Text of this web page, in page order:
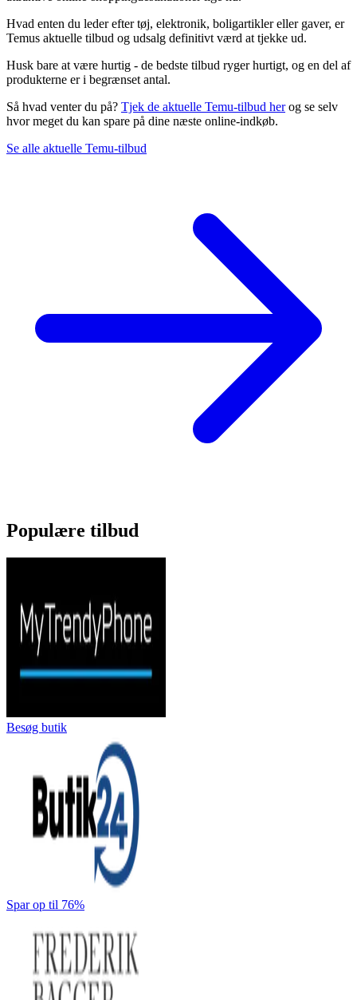
Hvad enten du leder efter tøj, elektronik, boligartikler eller gaver, er
Temus aktuelle tilbud og udsalg definitivt værd at tjekke ud.
Husk bare at være hurtig - de bedste tilbud ryger hurtigt, og en del af
produkterne er i begrænset antal.
Så hvad venter du på? Tjek de aktuelle Temu-tilbud herog se selv
hvor meget du kan spare på dine næste online-indkøb.
Se alle aktuelle Temu-tilbud
Populære tilbud
Besøg butik
Spar op til 76%